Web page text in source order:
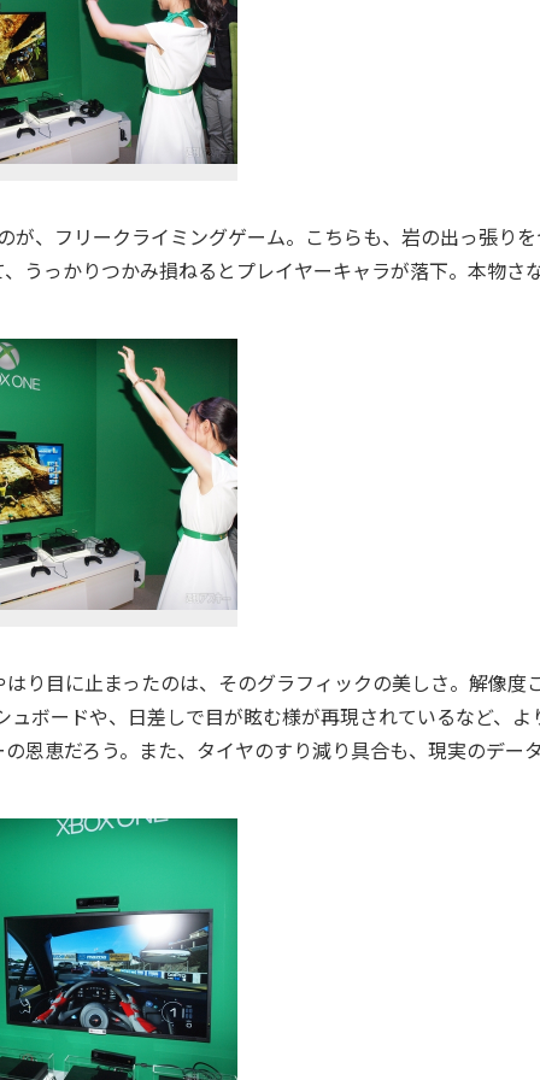
、フリークライミングゲーム。こちらも、岩の出っ張り
うっかりつかみ損ねるとプレイヤーキャラが落下。本物さ
目に止まったのは、そのグラフィックの美しさ。解像度
ボードや、日差しで目が眩む様が再現されているなど、よ
恩恵だろう。また、タイヤのすり減り具合も、現実のデー